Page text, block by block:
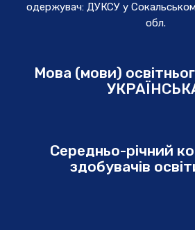
одержувач: ДУКСУ у
обл.
Мова (мови)
Середньо-річний
здобувачів